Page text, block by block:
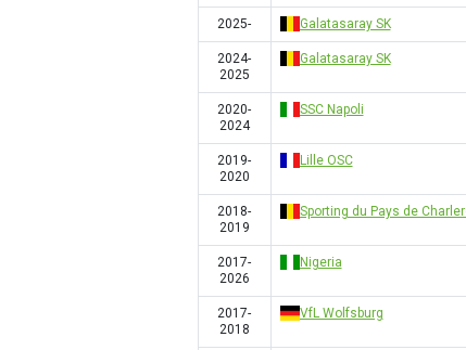
2025- Galatasaray SK
2024-
2025
Galatasaray SK
2020-
2024
SSC Napoli
2019-
2020
Lille OSC
2018-
2019
Sporting du Pays de
2017-
2026
Nigeria
2017-
2018
VfL Wolfsburg